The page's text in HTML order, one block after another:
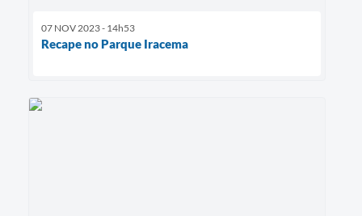
07 NOV 2023 - 14h53
Recape no Parque Iracema